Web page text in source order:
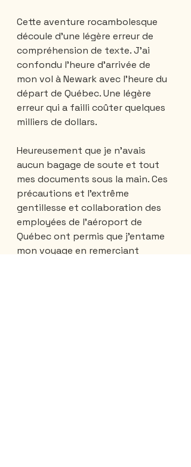
Cette aventure rocambolesque
découle d’une légère erreur de
compréhension de texte. J’ai
confondu l’heure d’arrivée de
mon vol à Newark avec l’heure du
départ de Québec. Une légère
erreur qui a failli coûter quelques
milliers de dollars.
Heureusement que je n’avais
aucun bagage de soute et tout
mes documents sous la main. Ces
précautions et l’extrême
gentillesse et collaboration des
employées de l’aéroport de
Québec ont permis que j'entame
mon voyage en remerciant